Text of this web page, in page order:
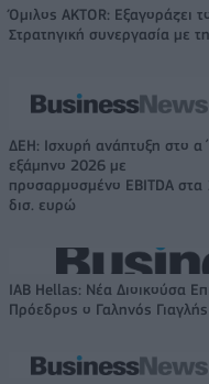
Όμιλος AKTOR: Εξαγοράζει
Στρατηγική συνεργασία με
ΔΕΗ: Ισχυρή ανάπτυξη στο α΄
εξάμηνο 2026 με
προσαρμοσμένο EBITDA στα
δισ. ευρώ
IAB Hellas: Νέα Διοικούσα
Πρόεδρος ο Γαληνός Γιαγλής